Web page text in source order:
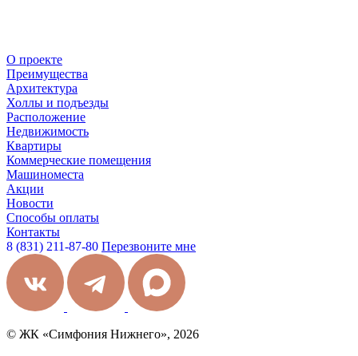
О проекте
Преимущества
Архитектура
Холлы и подъезды
Расположение
Недвижимость
Квартиры
Коммерческие помещения
Машиноместа
Акции
Новости
Способы оплаты
Контакты
8 (831) 211-87-80 Перезвоните мне
© ЖК «Симфония Нижнего», 2026